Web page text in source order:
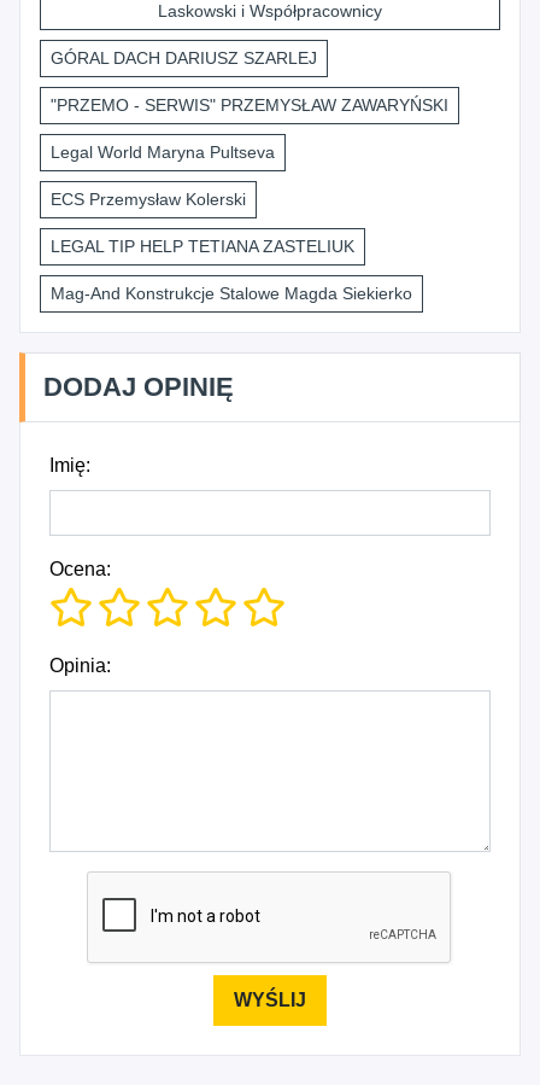
Laskowski i Współpracownicy
GÓRAL DACH DARIUSZ SZARLEJ
"PRZEMO - SERWIS" PRZEMYSŁAW ZAWARYŃSKI
Legal World Maryna Pultseva
ECS Przemysław Kolerski
LEGAL TIP HELP TETIANA ZASTELIUK
Mag-And Konstrukcje Stalowe Magda Siekierko
DODAJ OPINIĘ
Imię:
Ocena:
Opinia: